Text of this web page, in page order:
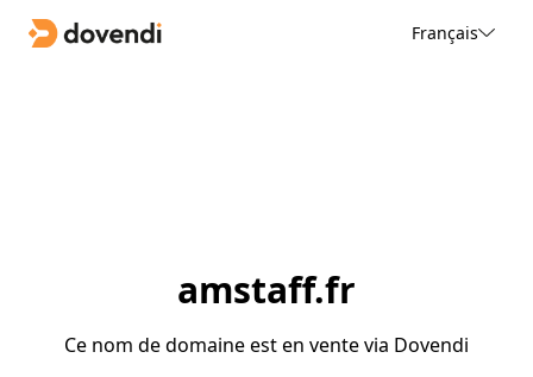
Français
amstaff.fr
Ce nom de domaine est en vente via Dovendi